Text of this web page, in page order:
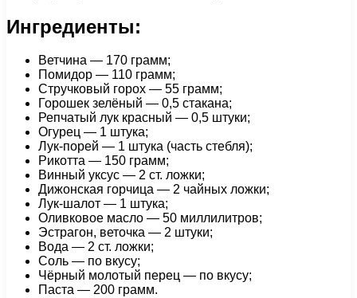
Ингредиенты:
Ветчина — 170 грамм;
Помидор — 110 грамм;
Стручковый горох — 55 грамм;
Горошек зелёный — 0,5 стакана;
Репчатый лук красный — 0,5 штуки;
Огурец — 1 штука;
Лук-порей — 1 штука (часть стебля);
Рикотта — 150 грамм;
Винный уксус — 2 ст. ложки;
Дижонская горчица — 2 чайных ложки;
Лук-шалот — 1 штука;
Оливковое масло — 50 миллилитров;
Эстрагон, веточка — 2 штуки;
Вода — 2 ст. ложки;
Соль — по вкусу;
Чёрный молотый перец — по вкусу;
Паста — 200 грамм.